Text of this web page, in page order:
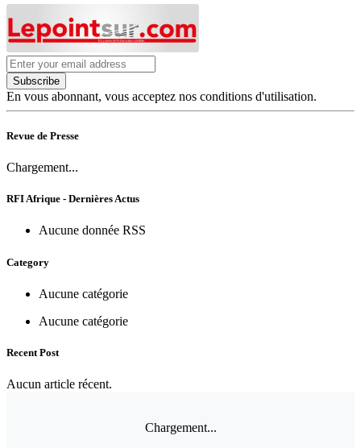
Subscribe
En vous abonnant, vous acceptez nos conditions d'utilisation.
Revue de Presse
Chargement...
RFI Afrique - Dernières Actus
Aucune donnée RSS
Category
Aucune catégorie
Aucune catégorie
Recent Post
Aucun article récent.
Chargement...